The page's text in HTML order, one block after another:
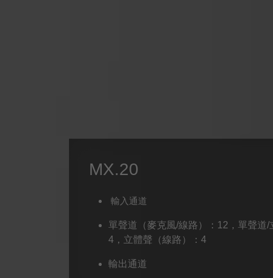
MX.20
輸入通道
單聲道（麥克風/線路）：12，單聲道/
4，立體聲（線路）：4
輸出通道